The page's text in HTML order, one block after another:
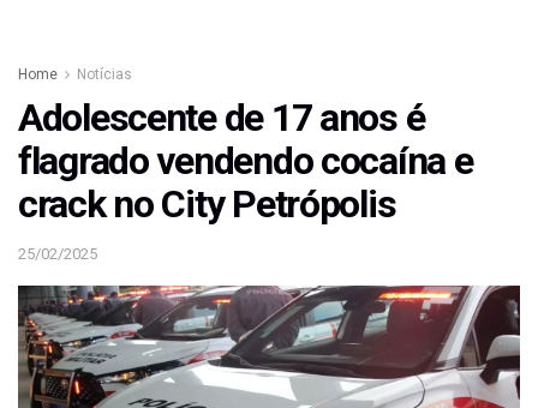
Home Notícias
Adolescente de 17 anos é
flagrado vendendo cocaína e
crack no City Petrópolis
25/02/2025